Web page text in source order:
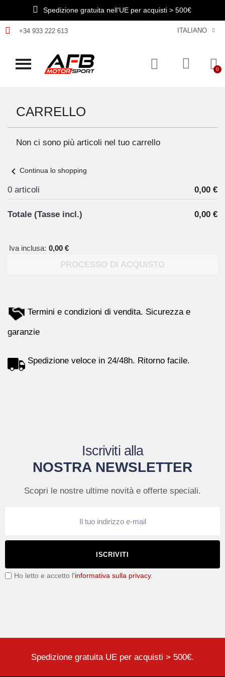
Spedizione gratuita nell'UE per acquisti > 500€
+34 933 222 613 ITALIANO
CARRELLO
Non ci sono più articoli nel tuo carrello
chevron_left Continua lo shopping
0 articoli 0,00 €
Totale (Tasse incl.) 0,00 €
Iva inclusa: 0,00 €
PROCESSO DI ACQUISTO
Termini e condizioni di vendita. Sicurezza e
garanzie
Spedizione veloce in 24/48h. Ritorno facile.
Iscriviti alla
NOSTRA NEWSLETTER
Scopri le nostre ultime novità e offerte speciali.
ISCRIVITI
Ho letto e accetto l'informativa sulla privacy.
Spedizione gratuita UE per acquisti > 500€.